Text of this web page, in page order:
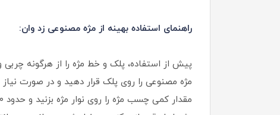
راهنمای استفاده بهینه از مژه مصنوعی زد وان:
پیش از استفاده، پلک و خط مژه را از هرگونه
مژه مصنوعی را روی پلک قرار دهید و در صورت
مقدار کمی چسب مژه را روی نوار مژه بزنید و حدود ۳۰ ثانیه صبر کنید تا نیمه‌ خشک شود.